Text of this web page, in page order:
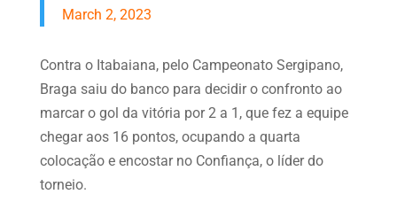
March 2, 2023
Contra o Itabaiana, pelo Campeonato Sergipano,
Braga saiu do banco para decidir o confronto ao
marcar o gol da vitória por 2 a 1, que fez a equipe
chegar aos 16 pontos, ocupando a quarta
colocação e encostar no Confiança, o líder do
torneio.